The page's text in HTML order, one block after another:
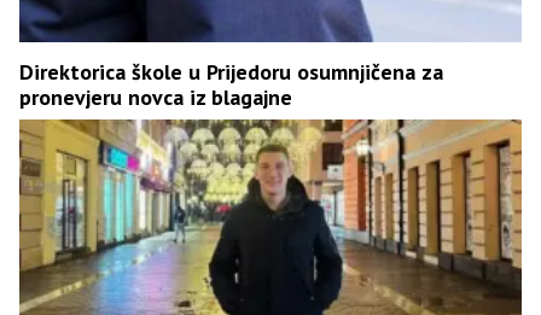
Direktorica škole u Prijedoru osumnjičena za
pronevjeru novca iz blagajne